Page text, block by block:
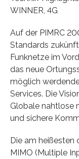
WINNER, 4G
Auf der PIMRC
Standards
Funknetze im
das neue
möglich
Services. Die
Globale nahtlose
und sichere
Die am heißesten
MIMO (Multiple